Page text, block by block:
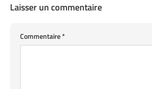
Laisser un commentaire
Commentaire*